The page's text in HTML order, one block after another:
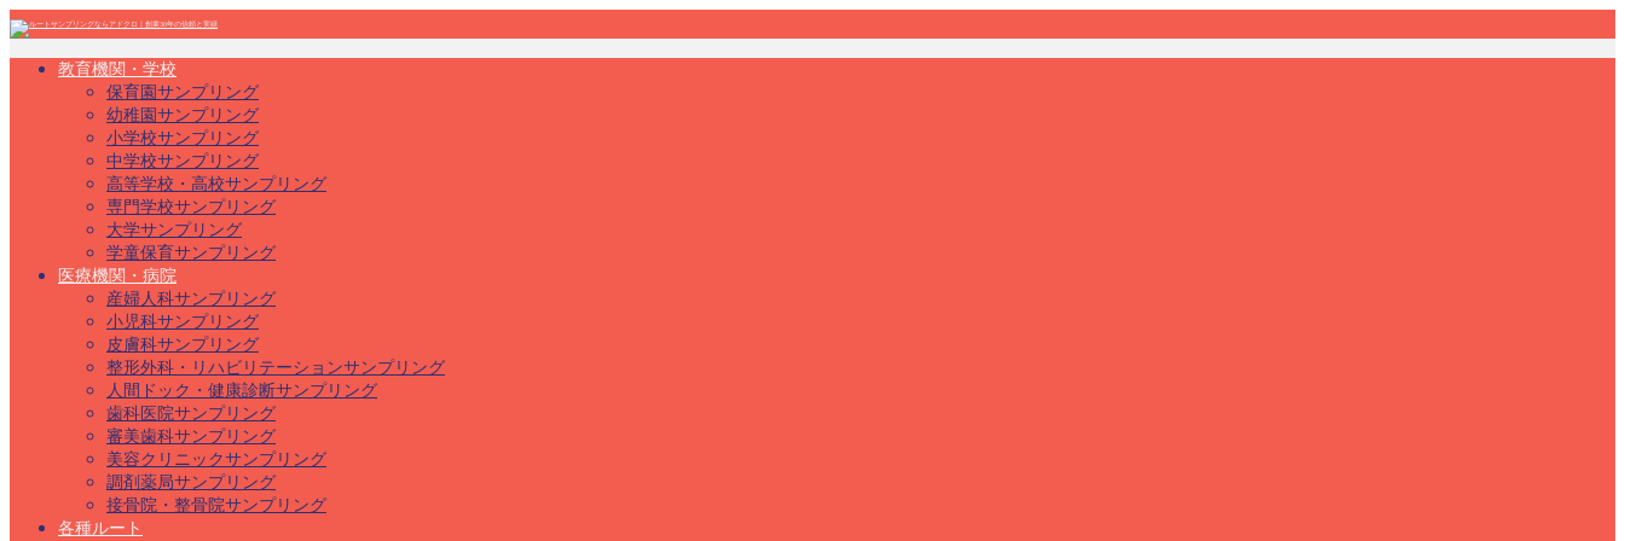
教育機関・学校
保育園サンプリング
幼稚園サンプリング
小学校サンプリング
中学校サンプリング
高等学校・高校サンプリング
専門学校サンプリング
大学サンプリング
学童保育サンプリング
医療機関・病院
産婦人科サンプリング
小児科サンプリング
皮膚科サンプリング
整形外科・リハビリテーションサンプリング
人間ドック・健康診断サンプリング
歯科医院サンプリング
審美歯科サンプリング
美容クリニックサンプリング
調剤薬局サンプリング
接骨院・整骨院サンプリング
各種ルート